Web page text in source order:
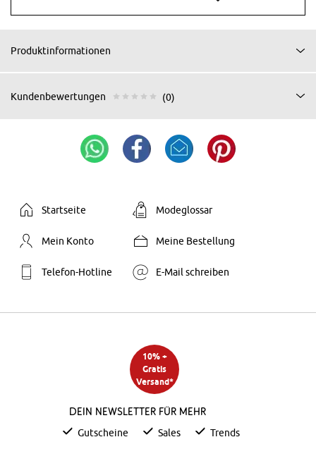
Produktinformationen
Kundenbewertungen (0)
Startseite Modeglossar
Mein Konto Meine Bestellung
Telefon-Hotline E-Mail schreiben
10% +
Gratis
Versand*
Dein Newsletter für mehr
Gutscheine Sales Trends